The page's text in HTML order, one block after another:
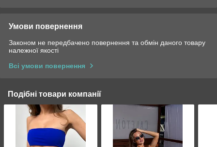
Умови повернення
Законом не передбачено повернення та обмін даного товару
належної якості
Всі умови повернення
Подібні товари компанії